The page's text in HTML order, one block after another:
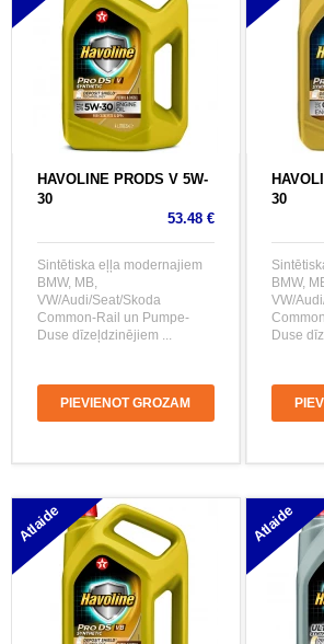
HAVOLINE PRODS V 5W-
30
53.48 €
Sintētiska eļļa modernajiem
BMW, MB,
VW/Audi/Seat/Skoda
Common-Rail un Pumpe-
Duse dīzeļdzinējiem ...
PIEVIENOT GROZAM
30
BMW,
VW/
Duse
Atlaide Atlaide